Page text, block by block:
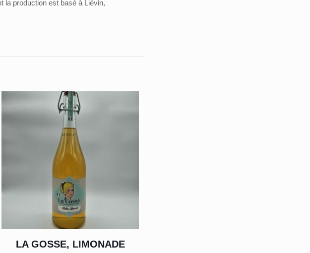
la production est basé à Liévin,
LA GOSSE, LIMONADE